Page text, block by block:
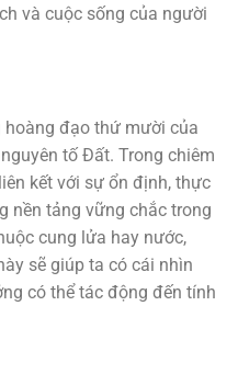
và cuộc sống của người
đạo thứ mười của
tố Đất. Trong chiêm
kết với sự ổn định, thực
nền tảng vững chắc trong
cung lửa hay nước,
sẽ giúp ta có cái nhìn
có thể tác động đến tính